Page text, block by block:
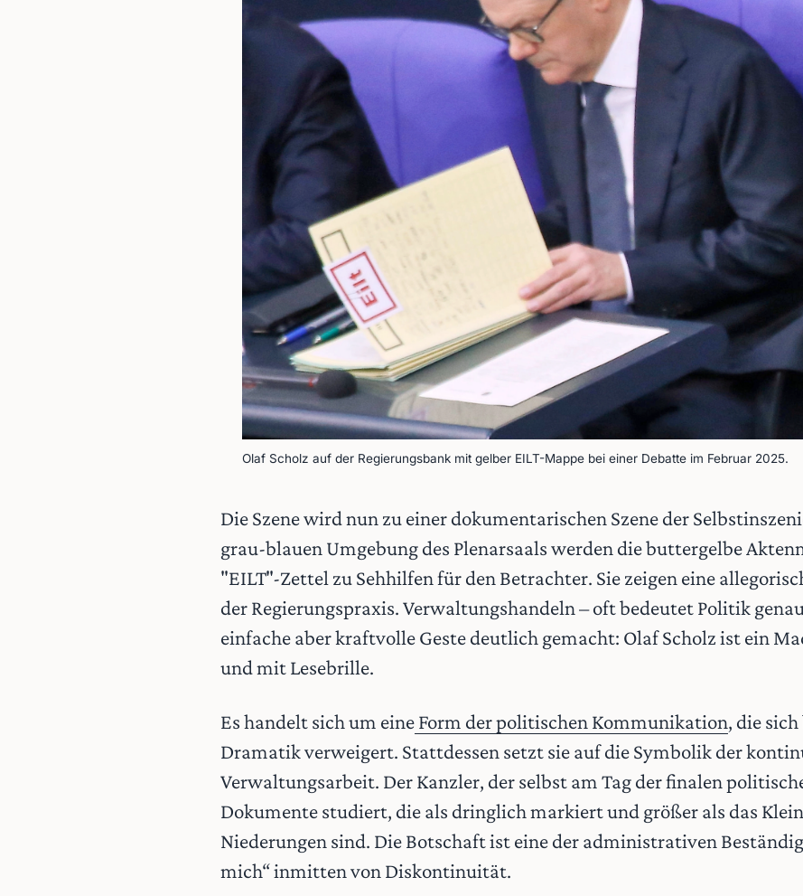
Olaf Scholz auf der Regierungsbank mit gelber EILT-Mappe bei einer Debatte im Februar 2025.
Die Szene wird nun zu einer dokumentarischen Szene der
grau-blauen Umgebung des Plenarsaals werden die buttergelbe
"EILT"-Zettel zu Sehhilfen für den Betrachter. Sie zeigen eine
der Regierungspraxis. Verwaltungshandeln – oft bedeutet Politik
einfache aber kraftvolle Geste deutlich gemacht: Olaf Scholz ist ein
und mit Lesebrille.
Es handelt sich um eineForm der politischen Kommunikation, die
Dramatik verweigert. Stattdessen setzt sie auf die Symbolik der
Verwaltungsarbeit. Der Kanzler, der selbst am Tag der finalen
Dokumente studiert, die als dringlich markiert und größer als das
Niederungen sind. Die Botschaft ist eine der administrativen
mich“ inmitten von Diskontinuität.